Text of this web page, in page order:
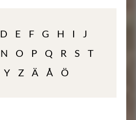
D E F G H I
J
N O P Q R S
T
Y Z Ä Å Ö